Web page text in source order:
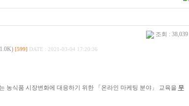
조회 :
[599] DATE : 2021-03-04 17:20:36
농식품 시장변화에 대응하기 위한 「온라인 마케팅 분야」 교육을 무